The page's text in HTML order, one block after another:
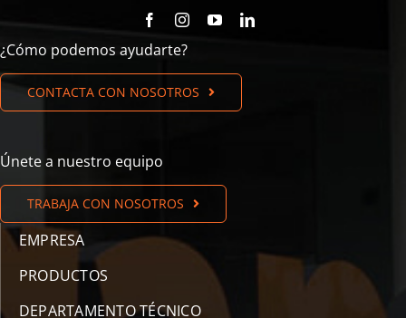
¿Cómo podemos ayudarte?
CONTACTA CON NOSOTROS
Únete a nuestro equipo
TRABAJA CON NOSOTROS
EMPRESA
PRODUCTOS
DEPARTAMENTO TÉCNICO